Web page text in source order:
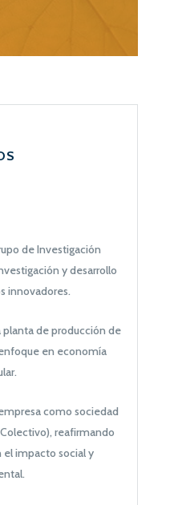
de Investigación
y desarrollo
innovadores.
planta de producción de
en economía
como sociedad
reafirmando
impacto social y